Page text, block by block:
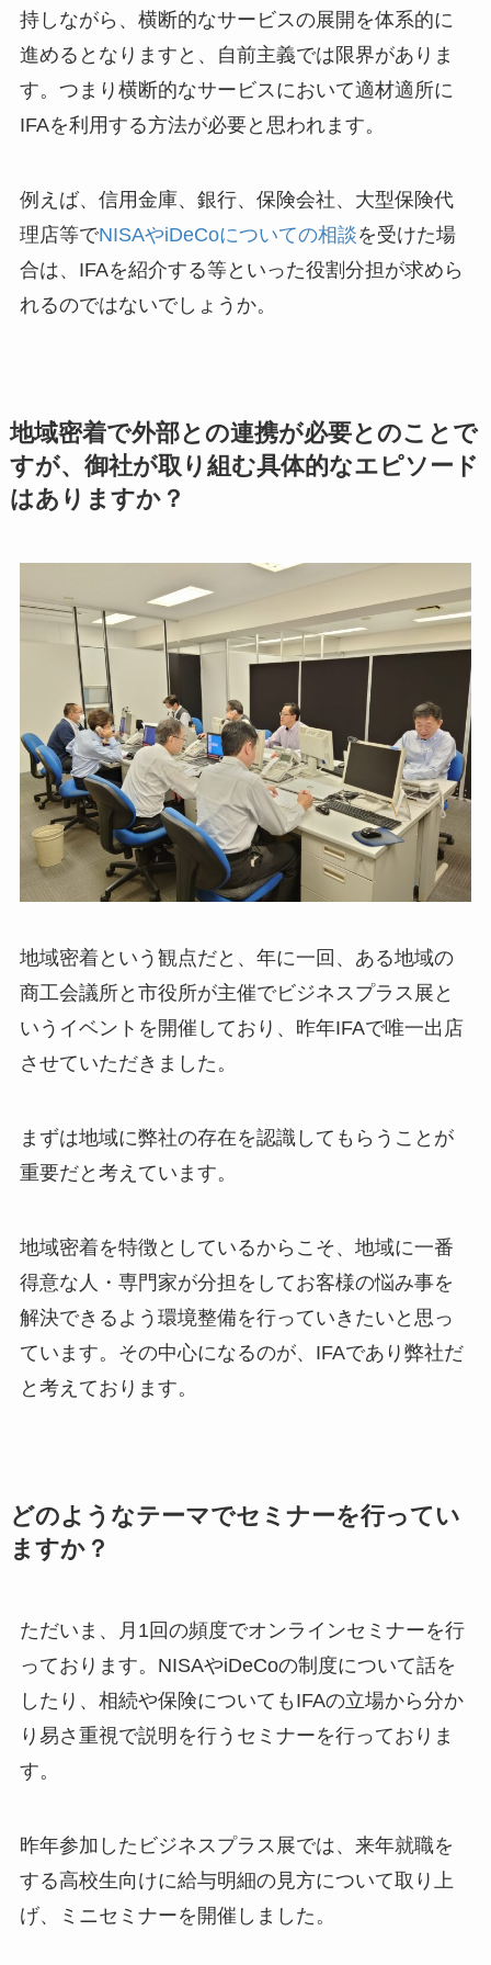
持しながら、横断的なサービスの展開を体系的に
進めるとなりますと、自前主義では限界がありま
す。つまり横断的なサービスにおいて適材適所に
IFAを利用する方法が必要と思われます。
例えば、信用金庫、銀行、保険会社、大型保険代
理店等でNISAやiDeCoについての相談を受けた場
合は、IFAを紹介する等といった役割分担が求めら
れるのではないでしょうか。
地域密着で外部との連携が必要とのことで
すが、御社が取り組む具体的なエピソード
はありますか？
地域密着という観点だと、年に一回、ある地域の
商工会議所と市役所が主催でビジネスプラス展と
いうイベントを開催しており、昨年IFAで唯一出店
させていただきました。
まずは地域に弊社の存在を認識してもらうことが
重要だと考えています。
地域密着を特徴としているからこそ、地域に一番
得意な人・専門家が分担をしてお客様の悩み事を
解決できるよう環境整備を行っていきたいと思っ
ています。その中心になるのが、IFAであり弊社だ
と考えております。
どのようなテーマでセミナーを行ってい
ますか？
ただいま、月1回の頻度でオンラインセミナーを行
っております。NISAやiDeCoの制度について話を
したり、相続や保険についてもIFAの立場から分か
り易さ重視で説明を行うセミナーを行っておりま
す。
昨年参加したビジネスプラス展では、来年就職を
する高校生向けに給与明細の見方について取り上
げ、ミニセミナーを開催しました。